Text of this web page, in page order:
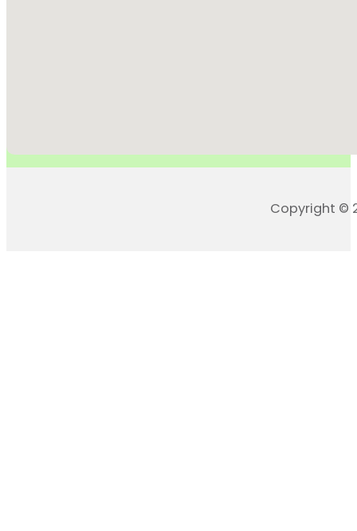
Copyright ©